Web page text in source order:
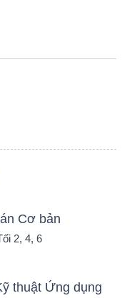
Cơ bản
2, 4, 6
thuật Ứng dụng